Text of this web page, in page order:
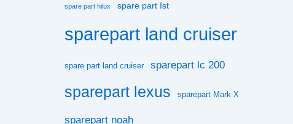
spare part hilux spare part Ist
sparepart land cruiser
spare part land cruiser sparepart lc 200
sparepart lexus sparepart Mark X
sparepart noah